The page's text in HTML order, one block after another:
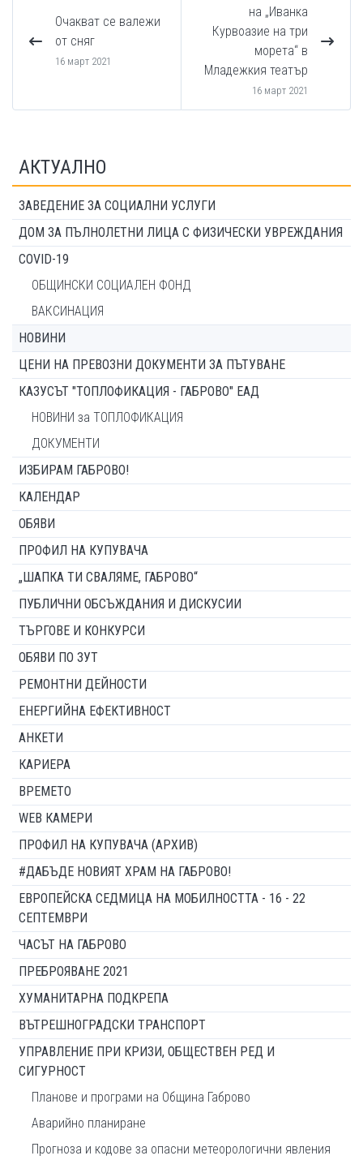
Очакват се валежи
от сняг
16 март 2021
на „Иванка
Курвоазие на три
морета“ в
Младежкия театър
16 март 2021
АКТУАЛНО
ЗАВЕДЕНИЕ ЗА СОЦИАЛНИ УСЛУГИ
ДОМ ЗА ПЪЛНОЛЕТНИ ЛИЦА С ФИЗИЧЕСКИ УВРЕЖДАНИЯ
COVID-19
ОБЩИНСКИ СОЦИАЛЕН ФОНД
ВАКСИНАЦИЯ
НОВИНИ
ЦЕНИ НА ПРЕВОЗНИ ДОКУМЕНТИ ЗА ПЪТУВАНЕ
КАЗУСЪТ "ТОПЛОФИКАЦИЯ - ГАБРОВО" ЕАД
НОВИНИ за ТОПЛОФИКАЦИЯ
ДОКУМЕНТИ
ИЗБИРАМ ГАБРОВО!
КАЛЕНДАР
ОБЯВИ
ПРОФИЛ НА КУПУВАЧА
„ШАПКА ТИ СВАЛЯМЕ, ГАБРОВО“
ПУБЛИЧНИ ОБСЪЖДАНИЯ И ДИСКУСИИ
ТЪРГОВЕ И КОНКУРСИ
ОБЯВИ ПО ЗУТ
РЕМОНТНИ ДЕЙНОСТИ
ЕНЕРГИЙНА ЕФЕКТИВНОСТ
АНКЕТИ
КАРИЕРА
ВРЕМЕТО
WEB КАМЕРИ
ПРОФИЛ НА КУПУВАЧА (АРХИВ)
#ДАБЪДЕ НОВИЯТ ХРАМ НА ГАБРОВО!
ЕВРОПЕЙСКА СЕДМИЦА НА МОБИЛНОСТТА - 16 - 22
СЕПТЕМВРИ
ЧАСЪТ НА ГАБРОВО
ПРЕБРОЯВАНЕ 2021
ХУМАНИТАРНА ПОДКРЕПА
ВЪТРЕШНОГРАДСКИ ТРАНСПОРТ
УПРАВЛЕНИЕ ПРИ КРИЗИ, ОБЩЕСТВЕН РЕД И
СИГУРНОСТ
Планове и програми на Община Габрово
Аварийно планиране
Прогноза и кодове за опасни метеорологични явления